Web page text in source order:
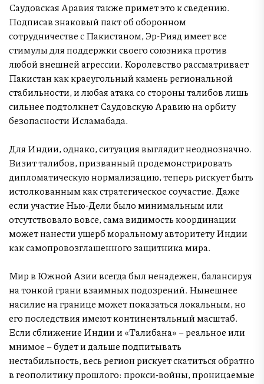
Саудовская Аравия также примет это к сведению.
Подписав знаковый пакт об оборонном
сотрудничестве с Пакистаном, Эр-Рияд имеет все
стимулы для поддержки своего союзника против
любой внешней агрессии. Королевство рассматривает
Пакистан как краеугольный камень региональной
стабильности, и любая атака со стороны талибов лишь
сильнее подтолкнет Саудовскую Аравию на орбиту
безопасности Исламабада.
Для Индии, однако, ситуация выглядит неоднозначно.
Визит талибов, призванный продемонстрировать
дипломатическую нормализацию, теперь рискует быть
истолкованным как стратегическое соучастие. Даже
если участие Нью-Дели было минимальным или
отсутствовало вовсе, сама видимость координации
может нанести ущерб моральному авторитету Индии
как самопровозглашенного защитника мира.
Мир в Южной Азии всегда был ненадежен, балансируя
на тонкой грани взаимных подозрений. Нынешнее
насилие на границе может показаться локальным, но
его последствия имеют континентальный масштаб.
Если сближение Индии и «Талибана» – реальное или
мнимое – будет и дальше подпитывать
нестабильность, весь регион рискует скатиться обратно
в геополитику прошлого: прокси-войны, проницаемые